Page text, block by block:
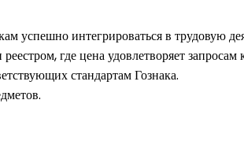
успешно интегрироваться в трудовую
где цена удовлетворяет запросам
стандартам Гознака.